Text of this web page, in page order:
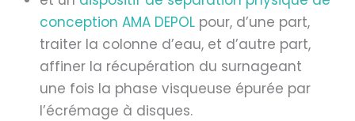
conception AMA DEPOL pour, d’une part,
traiter la colonne d’eau, et d’autre part,
affiner la récupération du surnageant
une fois la phase visqueuse épurée par
l’écrémage à disques.